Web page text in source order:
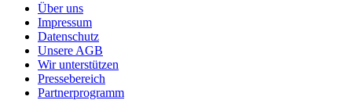
Über uns
Impressum
Datenschutz
Unsere AGB
Wir unterstützen
Pressebereich
Partnerprogramm